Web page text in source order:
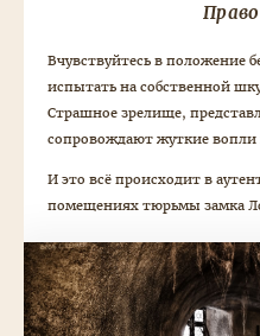
Вчувствуйтесь в положение
испытать на собственной
Страшное зрелище,
сопровождают жуткие
И это всё происходит в
помещениях тюрьмы замка